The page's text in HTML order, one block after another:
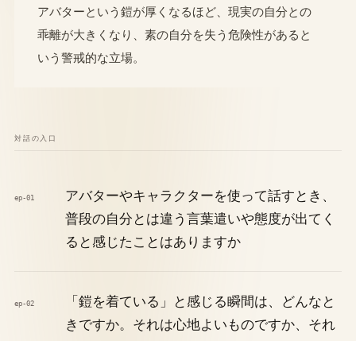
アバターという鎧が厚くなるほど、現実の自分との
乖離が大きくなり、素の自分を失う危険性があると
いう警戒的な立場。
対話の入口
ep-01
アバターやキャラクターを使って話すとき、
普段の自分とは違う言葉遣いや態度が出てく
ると感じたことはありますか
ep-02
「鎧を着ている」と感じる瞬間は、どんなと
きですか。それは心地よいものですか、それ